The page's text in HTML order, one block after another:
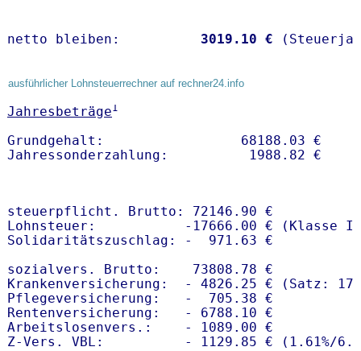
netto bleiben: 3019.10 €
ausführlicher Lohnsteuerrechner auf rechner24.info
Jahresbeträge1
Grundgehalt:                 68188.03 €
steuerpflicht. Brutto: 72146.90 €
Lohnsteuer:           -17666.00 € (Klasse I)
Solidaritätszuschlag: -  971.63 €
sozialvers. Brutto:    73808.78 €
Krankenversicherung:  - 4826.25 € (Satz:
Pflegeversicherung:   -  705.38 €
Rentenversicherung:   - 6788.10 €
Arbeitslosenvers.:    - 1089.00 €
Z-Vers. VBL:          - 1129.85 € ( 1.61%/